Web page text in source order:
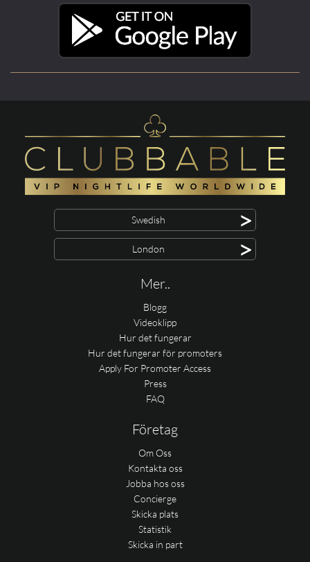
Swedish >
London >
Mer..
Blogg
Videoklipp
Hur det fungerar
Hur det fungerar för promoters
Apply For Promoter Access
Press
FAQ
Företag
Om Oss
Kontakta oss
Jobba hos oss
Concierge
Skicka plats
Statistik
Skicka in part